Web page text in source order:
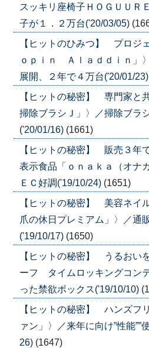
スッキリ座椅子ＨＯＧＵＵＲ
子が１．２万台('20/03/05)
【ヒットのひみつ】 プロジ
ｏｐｉｎ Ａｌａｄｄｉｎ」
展開、２年で４万台('20/01/23)
【ヒットの秘密】 専門家と
掃除ブラシＪ」〉／掃除ブラ
('20/01/16) (1661)
【ヒットの秘密】 販売３年
表示食品「ｏｎａｋａ（オナ
ＥＣ好調('19/10/24) (1651)
【ヒットの秘密】 美容ネイ
爪の休日プレミアム」〉／通
('19/10/17) (1650)
【ヒットの秘密】 うるおい
ーフ タイムロッキングコン
った禁欲ボックス('19/10/10)
【ヒットの秘密】 ハンズフ
ァン」〉／来年に向け”性能””
26) (1647)